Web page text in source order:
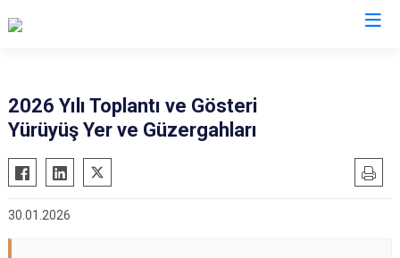
Kelkit
Köse
Şiran
2026 Yılı Toplantı ve Gösteri
Yürüyüş Yer ve Güzergahları
30.01.2026